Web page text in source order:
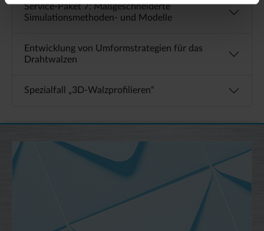
Service-Paket 7: Maßgeschneiderte
Simulationsmethoden- und Modelle
Entwicklung von Umformstrategien für das
Drahtwalzen
Spezialfall „3D-Walzprofilieren“